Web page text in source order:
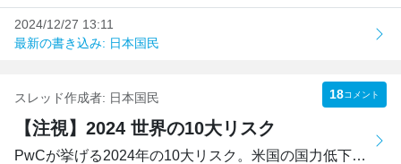
2024/12/27 13:11
最新の書き込み: 日本国民
スレッド作成者: 日本国民 18コメント
【注視】2024 世界の10大リスク
PwCが挙げる2024年の10大リスク。米国の国力低下が招く3つの...